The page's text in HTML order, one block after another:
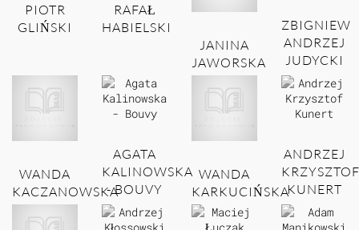
PIOTR
GLIŃSKI
RAFAŁ
HABIELSKI
JANINA
JAWORSKA
ZBIGNIEW
ANDRZEJ
JUDYCKI
WANDA
KACZANOWSKA
AGATA
KALINOWSKA
- BOUVY
WANDA
KARKUCIŃSKA
ANDRZEJ
KRZYSZTOF
KUNERT